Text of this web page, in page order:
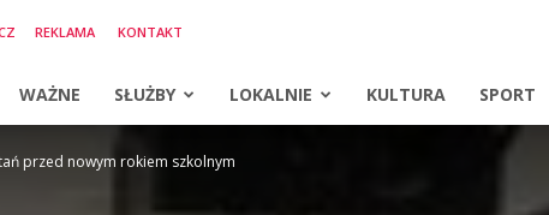
REKLAMA KONTAKT
WAŻNE SŁUŻBY LOKALNIE KULTURA SPORT
przed nowym rokiem szkolnym